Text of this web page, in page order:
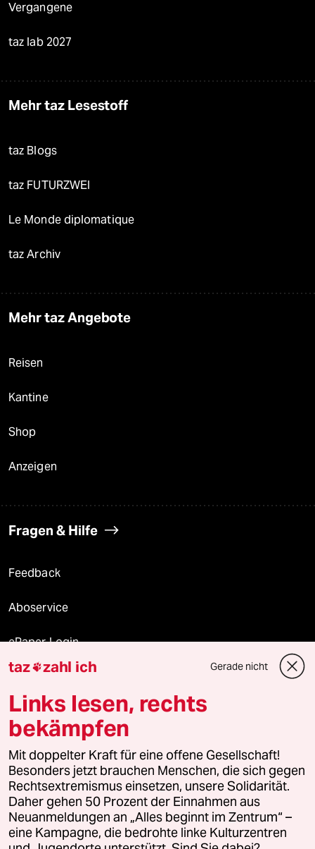
Vergangene
taz lab 2027
Mehr taz Lesestoff
taz Blogs
taz FUTURZWEI
Le Monde diplomatique
taz Archiv
Mehr taz Angebote
Reisen
Kantine
Shop
Anzeigen
Fragen & Hilfe
Feedback
Aboservice
ePaper Login
Downloads für Abonnierende
© 2026 taz Verlags und Vertriebs GmbH
Alle Rechte vorbehalten. Bei rechtlichen Fragen oder für Genehmigungen
wenden Sie sich bitte an lizenzen@taz.de
Feedback Redaktionsstatut Kommune-Richtlinien
Leitlinie Informant Datenschutz Impressum AGB
taz zahl ich Gerade nicht
Links lesen, rechts
bekämpfen
Mit doppelter Kraft für eine offene Gesellschaft!
Besonders jetzt brauchen Menschen, die sich gegen
Rechtsextremismus einsetzen, unsere Solidarität.
Daher gehen 50 Prozent der Einnahmen aus
Neuanmeldungen an „Alles beginnt im Zentrum“ –
eine Kampagne, die bedrohte linke Kulturzentren